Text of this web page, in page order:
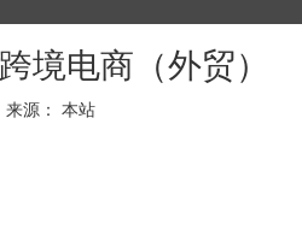
境电商（外贸）
源： 本站